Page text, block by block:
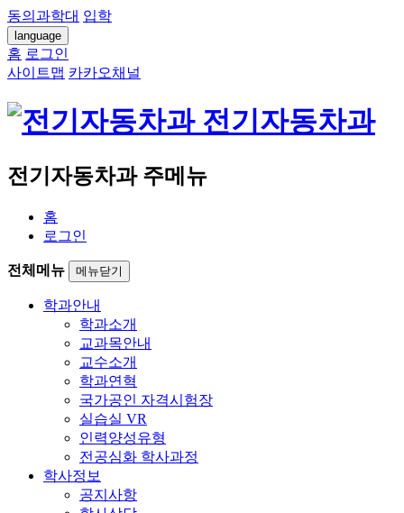
동의과학대 입학
language
홈 로그인
사이트맵 카카오채널
전기자동차과
전기자동차과 주메뉴
홈
로그인
전체메뉴 메뉴닫기
학과안내
학과소개
교과목안내
교수소개
학과연혁
국가공인 자격시험장
실습실 VR
인력양성유형
전공심화 학사과정
학사정보
공지사항